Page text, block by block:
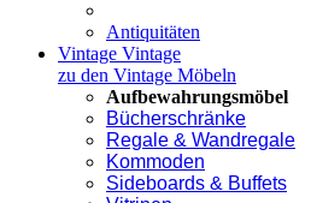
Antiquitäten
Vintage Vintage
zu den Vintage Möbeln
Aufbewahrungsmöbel
Bücherschränke
Regale & Wandregale
Kommoden
Sideboards & Buffets